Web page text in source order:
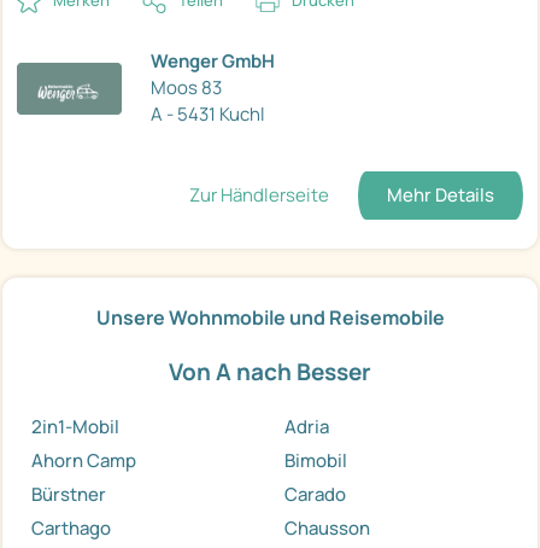
Wenger GmbH
Moos 83
A - 5431 Kuchl
Zur Händlerseite Mehr Details
Unsere Wohnmobile und Reisemobile
Von A nach Besser
2in1-Mobil
Adria
Ahorn Camp
Bimobil
Bürstner
Carado
Carthago
Chausson